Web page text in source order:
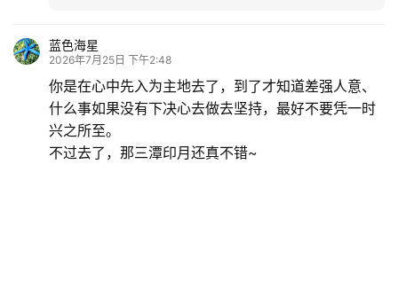
蓝色海星
2026年7月25日 下午2:48
你是在心中先入为主地去了，到了才知道差强人意、
什么事如果没有下决心去做去坚持，最好不要凭一时
兴之所至。
不过去了，那三潭印月还真不错~